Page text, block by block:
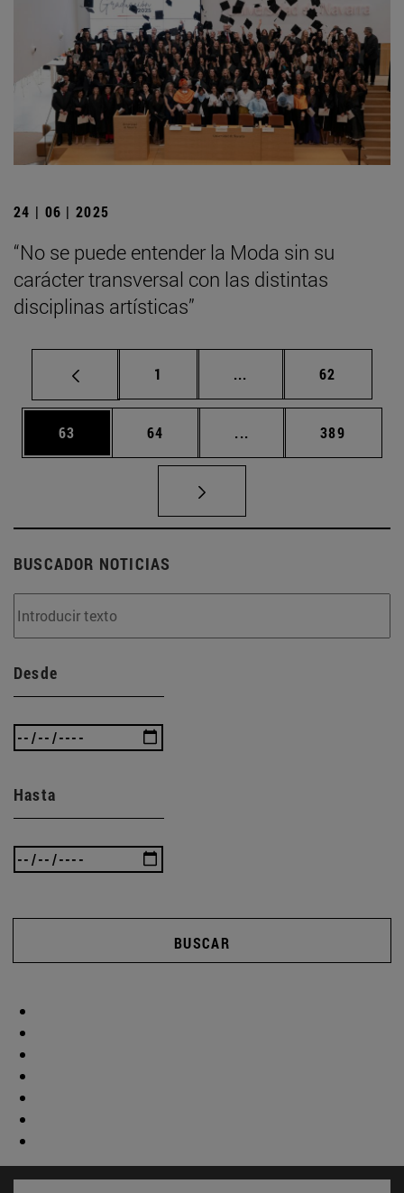
24 | 06 | 2025
“No se puede entender la Moda sin su
carácter transversal con las distintas
disciplinas artísticas”
Página
1 ... Páginas intermedias
Página
62
Página
63 Página
64 ... Páginas intermedias
Página
389
BUSCADOR NOTICIAS
Desde
Hasta
BUSCAR